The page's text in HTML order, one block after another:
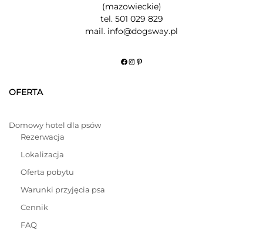
(mazowieckie)
tel. 501 029 829
mail. info@dogsway.pl
Facebook
Instagram
Pinterest
OFERTA
Domowy hotel dla psów
Rezerwacja
Lokalizacja
Oferta pobytu
Warunki przyjęcia psa
Cennik
FAQ